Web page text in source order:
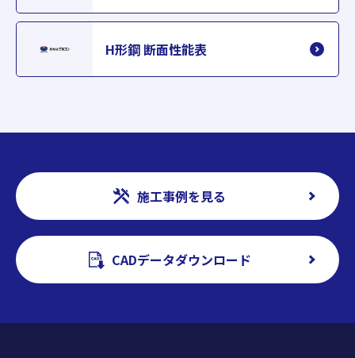
H形鋼 断面性能表
施工事例を見る
CADデータダウンロード